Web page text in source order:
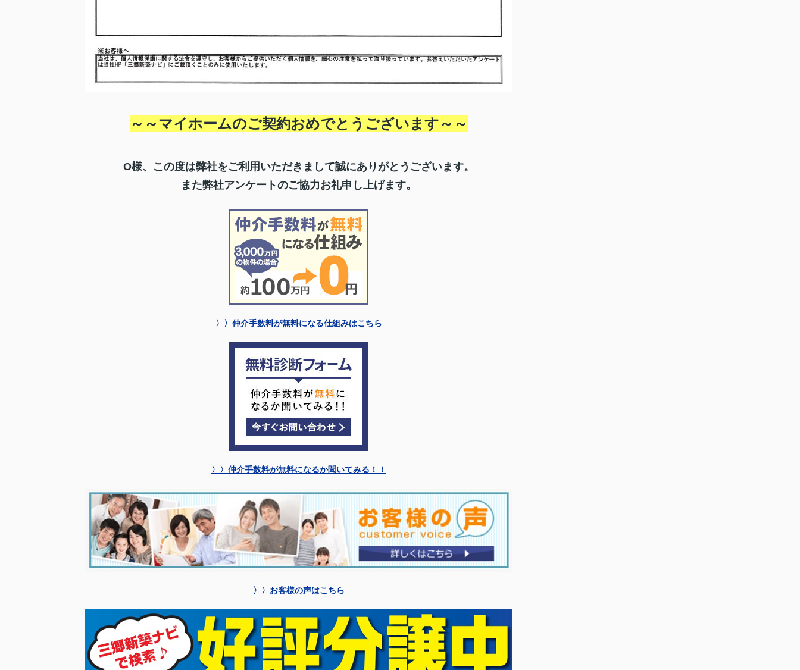
～～マイホームのご契約おめでとうございます～ ～
O様、この度は弊社をご利用いただきまして誠にありがとうございます。
また弊社アンケートのご協力お礼申し上げます。
〉〉仲介手数料が無料になる仕組みはこちら
〉〉仲介手数料が無料になるか聞いてみる！！
〉〉お客様の声はこちら